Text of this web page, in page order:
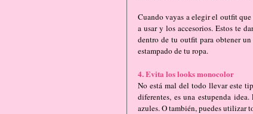
Cuando vayas a elegir el outfit
a usar y los accesorios. Estos te
dentro de tu outfit para obtener
estampado de tu ropa.
4. Evita los looks monocolor
No está mal del todo llevar este
diferentes, es una estupenda
azules. O también, puedes utilizar